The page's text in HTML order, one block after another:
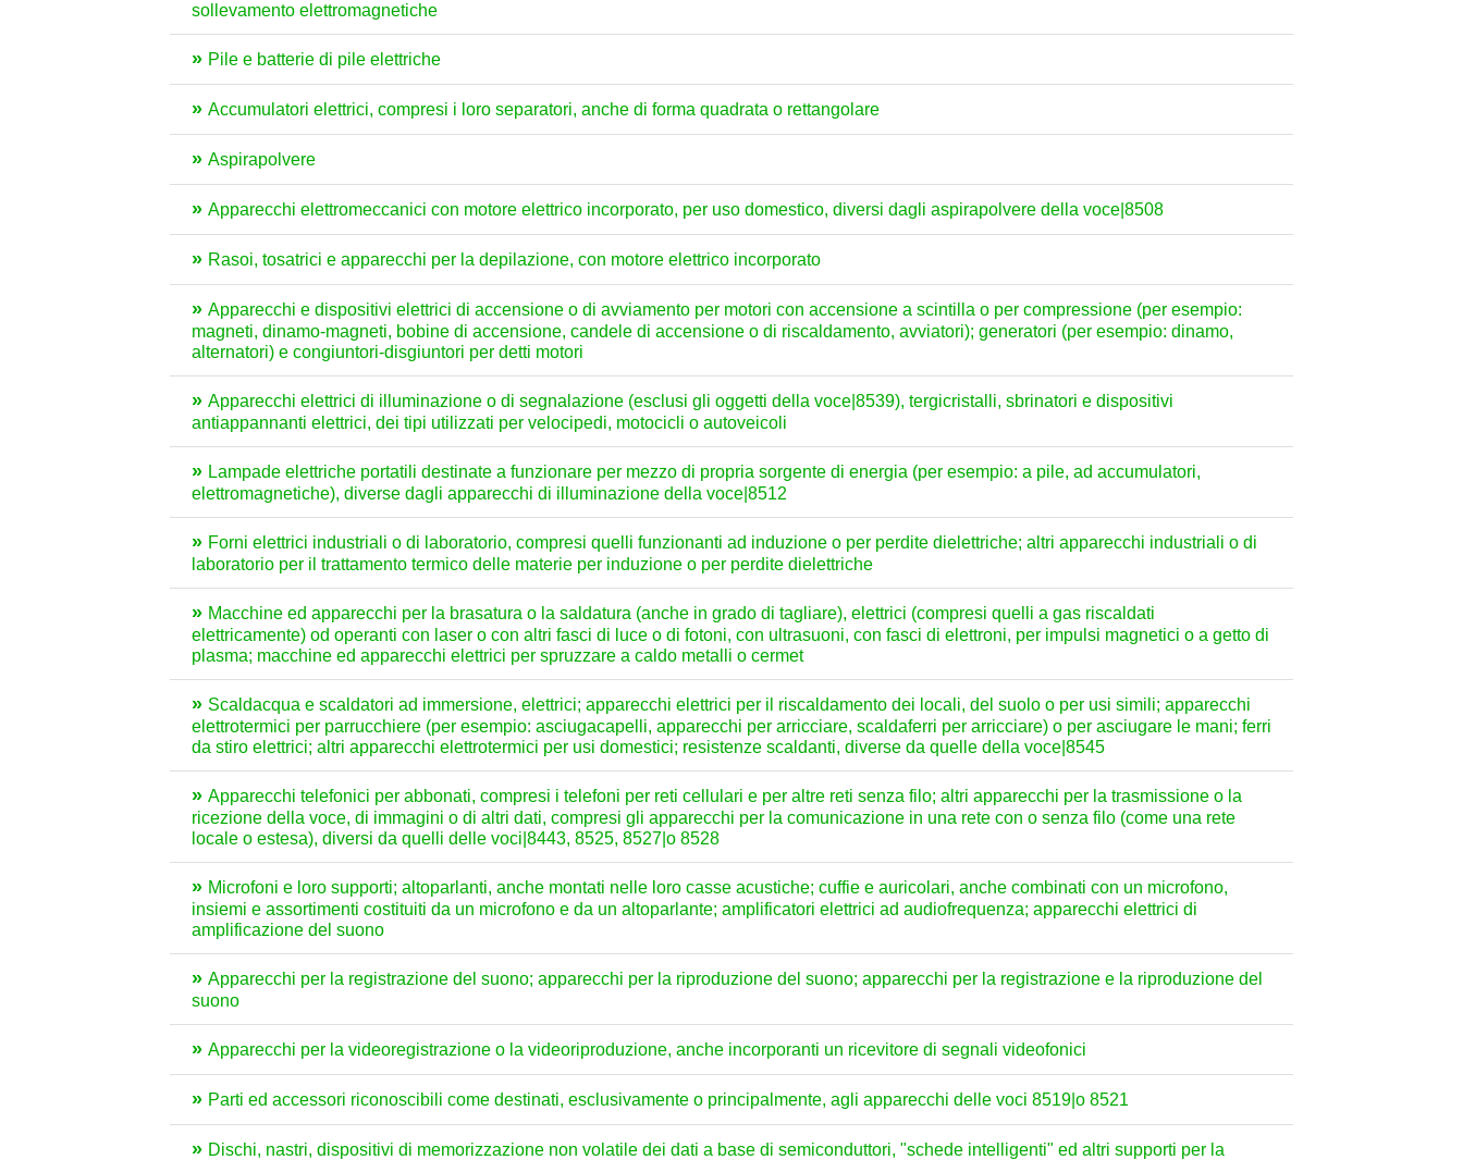
sollevamento elettromagnetiche
Pile e batterie di pile elettriche
Accumulatori elettrici, compresi i loro separatori, anche di forma quadrata o rettangolare
Aspirapolvere
Apparecchi elettromeccanici con motore elettrico incorporato, per uso domestico, diversi dagli aspirapolvere della voce|8508
Rasoi, tosatrici e apparecchi per la depilazione, con motore elettrico incorporato
Apparecchi e dispositivi elettrici di accensione o di avviamento per motori con accensione a scintilla o per compressione (per esempio:
magneti, dinamo-magneti, bobine di accensione, candele di accensione o di riscaldamento, avviatori); generatori (per esempio: dinamo,
alternatori) e congiuntori-disgiuntori per detti motori
Apparecchi elettrici di illuminazione o di segnalazione (esclusi gli oggetti della voce|8539), tergicristalli, sbrinatori e dispositivi
antiappannanti elettrici, dei tipi utilizzati per velocipedi, motocicli o autoveicoli
Lampade elettriche portatili destinate a funzionare per mezzo di propria sorgente di energia (per esempio: a pile, ad accumulatori,
elettromagnetiche), diverse dagli apparecchi di illuminazione della voce|8512
Forni elettrici industriali o di laboratorio, compresi quelli funzionanti ad induzione o per perdite dielettriche; altri apparecchi industriali o di
laboratorio per il trattamento termico delle materie per induzione o per perdite dielettriche
Macchine ed apparecchi per la brasatura o la saldatura (anche in grado di tagliare), elettrici (compresi quelli a gas riscaldati
elettricamente) od operanti con laser o con altri fasci di luce o di fotoni, con ultrasuoni, con fasci di elettroni, per impulsi magnetici o a getto di
plasma; macchine ed apparecchi elettrici per spruzzare a caldo metalli o cermet
Scaldacqua e scaldatori ad immersione, elettrici; apparecchi elettrici per il riscaldamento dei locali, del suolo o per usi simili; apparecchi
elettrotermici per parrucchiere (per esempio: asciugacapelli, apparecchi per arricciare, scaldaferri per arricciare) o per asciugare le mani; ferri
da stiro elettrici; altri apparecchi elettrotermici per usi domestici; resistenze scaldanti, diverse da quelle della voce|8545
Apparecchi telefonici per abbonati, compresi i telefoni per reti cellulari e per altre reti senza filo; altri apparecchi per la trasmissione o la
ricezione della voce, di immagini o di altri dati, compresi gli apparecchi per la comunicazione in una rete con o senza filo (come una rete
locale o estesa), diversi da quelli delle voci|8443, 8525, 8527|o 8528
Microfoni e loro supporti; altoparlanti, anche montati nelle loro casse acustiche; cuffie e auricolari, anche combinati con un microfono,
insiemi e assortimenti costituiti da un microfono e da un altoparlante; amplificatori elettrici ad audiofrequenza; apparecchi elettrici di
amplificazione del suono
Apparecchi per la registrazione del suono; apparecchi per la riproduzione del suono; apparecchi per la registrazione e la riproduzione del
suono
Apparecchi per la videoregistrazione o la videoriproduzione, anche incorporanti un ricevitore di segnali videofonici
Parti ed accessori riconoscibili come destinati, esclusivamente o principalmente, agli apparecchi delle voci 8519|o 8521
Dischi, nastri, dispositivi di memorizzazione non volatile dei dati a base di semiconduttori, "schede intelligenti" ed altri supporti per la